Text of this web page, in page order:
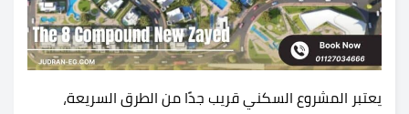
يعتبر المشروع السكني قريب جدًا من الطرق السريعة،